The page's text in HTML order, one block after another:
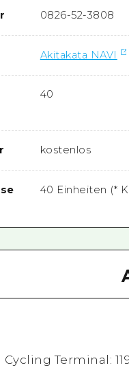
0826-52-3808
Akitakata NAVI
40
kostenlos
40 Einheiten (*
Cycling Terminal: